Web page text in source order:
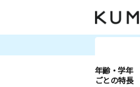
年齢・学年
ごとの特長